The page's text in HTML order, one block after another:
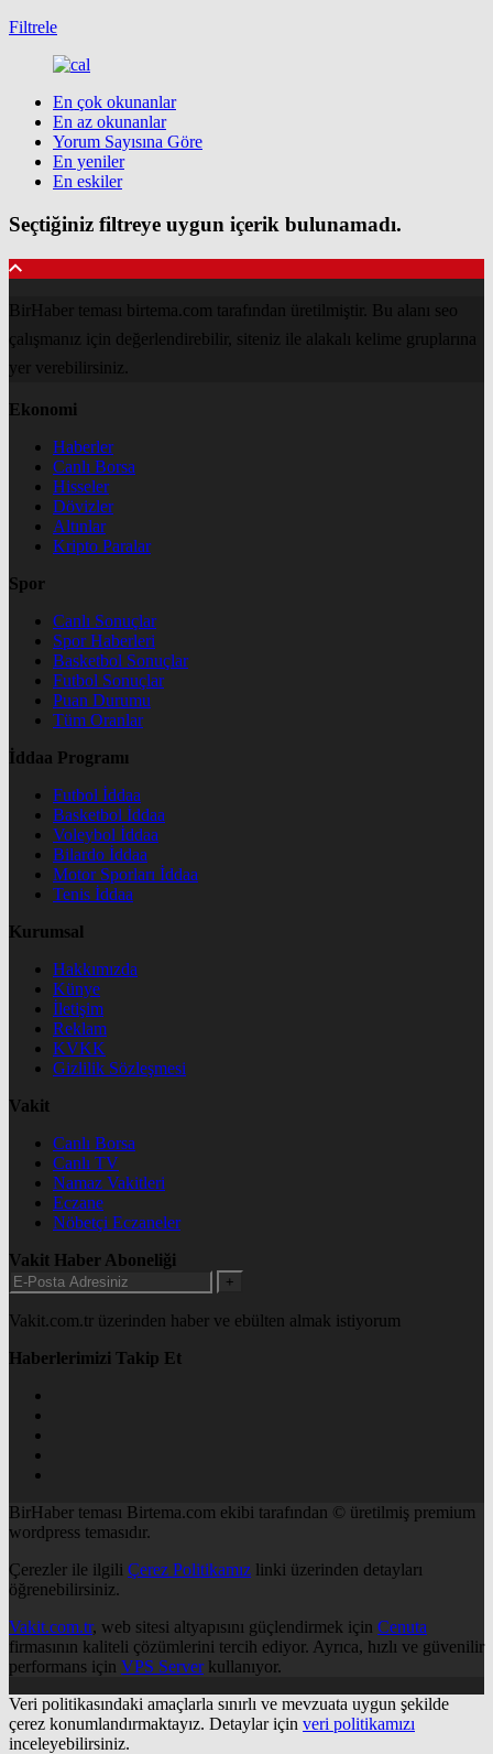
Filtrele
En çok okunanlar
En az okunanlar
Yorum Sayısına Göre
En yeniler
En eskiler
Seçtiğiniz filtreye uygun içerik bulunamadı.
BirHaber teması birtema.com tarafından üretilmiştir. Bu alanı seo
çalışmanız için değerlendirebilir, siteniz ile alakalı kelime gruplarına
yer verebilirsiniz.
Ekonomi
Haberler
Canlı Borsa
Hisseler
Dövizler
Altınlar
Kripto Paralar
Spor
Canlı Sonuçlar
Spor Haberleri
Basketbol Sonuçlar
Futbol Sonuçlar
Puan Durumu
Tüm Oranlar
İddaa Programı
Futbol İddaa
Basketbol İddaa
Voleybol İddaa
Bilardo İddaa
Motor Sporları İddaa
Tenis İddaa
Kurumsal
Hakkımızda
Künye
İletişim
Reklam
KVKK
Gizlilik Sözleşmesi
Vakit
Canlı Borsa
Canlı TV
Namaz Vakitleri
Eczane
Nöbetçi Eczaneler
Vakit Haber Aboneliği
+
Vakit.com.tr üzerinden haber ve ebülten almak istiyorum
Haberlerimizi Takip Et
BirHaber teması Birtema.com ekibi tarafından © üretilmiş premium
wordpress temasıdır.
Çerezler ile ilgili Çerez Politikamız linki üzerinden detayları
öğrenebilirsiniz.
Vakit.com.tr, web sitesi altyapısını güçlendirmek için Cenuta
firmasının kaliteli çözümlerini tercih ediyor. Ayrıca, hızlı ve güvenilir
performans için VPS Serverkullanıyor.
Veri politikasındaki amaçlarla sınırlı ve mevzuata uygun şekilde
çerez konumlandırmaktayız. Detaylar için veri politikamızı
inceleyebilirsiniz.